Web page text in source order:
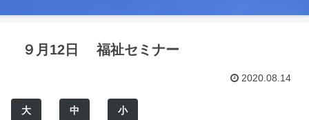
９月12日 福祉セミナー
2020.08.14
大 中 小